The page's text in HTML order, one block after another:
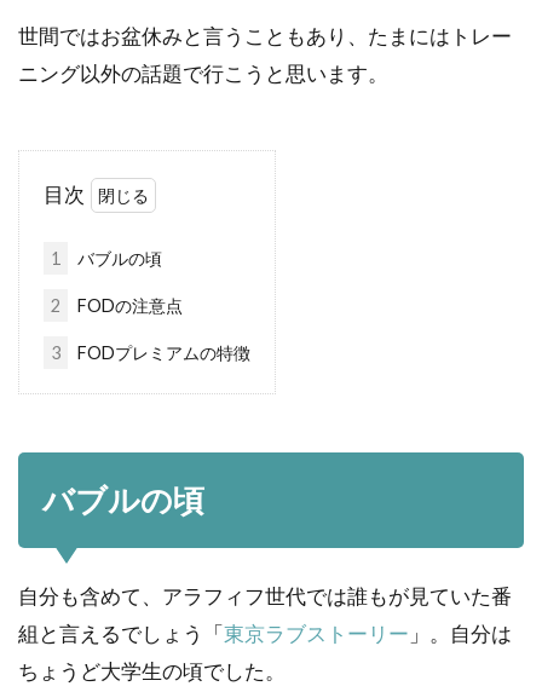
世間ではお盆休みと言うこともあり、たまにはトレー
ニング以外の話題で行こうと思います。
目次
1 バブルの頃
2 FODの注意点
3 FODプレミアムの特徴
バブルの頃
自分も含めて、アラフィフ世代では誰もが見ていた番
組と言えるでしょう「東京ラブストーリー 」。自分は
ちょうど大学生の頃でした。